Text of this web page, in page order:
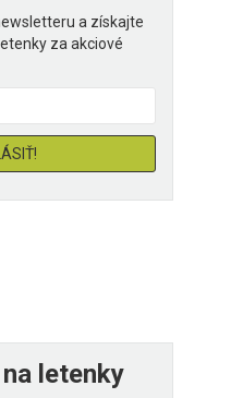
a získajte
za akciové
letenky